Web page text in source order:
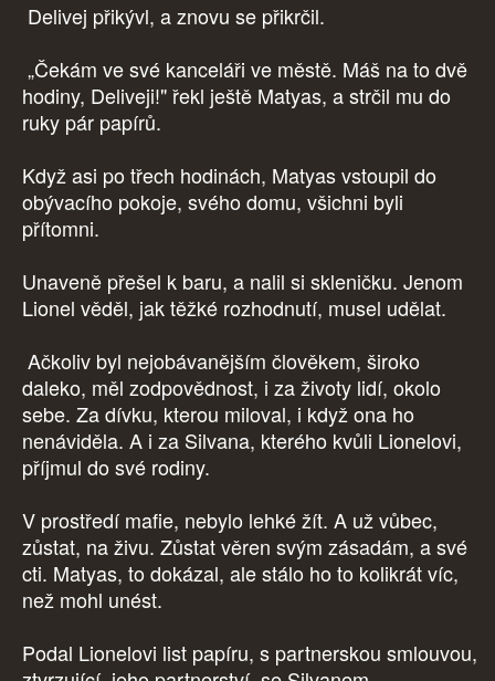
Delivej přikývl, a znovu se přikrčil.
„Čekám ve své kanceláři ve městě. Máš na to dvě
hodiny, Deliveji!" řekl ještě Matyas, a strčil mu do
ruky pár papírů.
Když asi po třech hodinách, Matyas vstoupil do
obývacího pokoje, svého domu, všichni byli
přítomni.
Unaveně přešel k baru, a nalil si skleničku. Jenom
Lionel věděl, jak těžké rozhodnutí, musel udělat.
Ačkoliv byl nejobávanějším člověkem, široko
daleko, měl zodpovědnost, i za životy lidí, okolo
sebe. Za dívku, kterou miloval, i když ona ho
nenáviděla. A i za Silvana, kterého kvůli Lionelovi,
příjmul do své rodiny.
V prostředí mafie, nebylo lehké žít. A už vůbec,
zůstat, na živu. Zůstat věren svým zásadám, a své
cti. Matyas, to dokázal, ale stálo ho to kolikrát víc,
než mohl unést.
Podal Lionelovi list papíru, s partnerskou smlouvou,